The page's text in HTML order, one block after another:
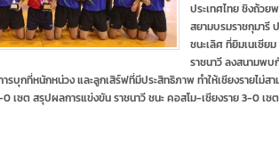
ประเทศไทย ชิงถ้วย
สยามบรมราชกุมารี
ชนะเลิศ ที่ยิมเนเซีย
ราชนาวี ลงสนามพบ
ารบุกที่หนักหน่วง และลูกเสิร์ฟที่มีประสิทธิภาพ ทำให้เชียงรายไม่
0 เซต สรุปผลการแข่งขัน ราชนาวี ชนะ คอสโม-เชียงราย 3-0 เซ